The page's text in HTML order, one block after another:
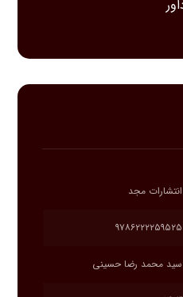
انتشارات مجد
۹۷۸۶۲۲۲۲۵۹۵۲۵
سید محمد رضا حسینی